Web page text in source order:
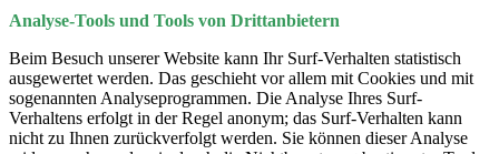
Analyse-Tools und Tools von Drittanbietern
Beim Besuch unserer Website kann Ihr Surf-Verhalten statistisch
ausgewertet werden. Das geschieht vor allem mit Cookies und mit
sogenannten Analyseprogrammen. Die Analyse Ihres Surf-
Verhaltens erfolgt in der Regel anonym; das Surf-Verhalten kann
nicht zu Ihnen zurückverfolgt werden. Sie können dieser Analyse